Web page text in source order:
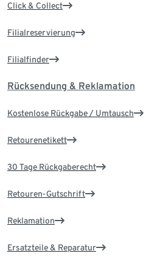
Click & Collect
Filialreservierung
Filialfinder
Rücksendung & Reklamation
Kostenlose Rückgabe / Umtausch
Retourenetikett
30 Tage Rückgaberecht
Retouren-Gutschrift
Reklamation
Ersatzteile & Reparatur